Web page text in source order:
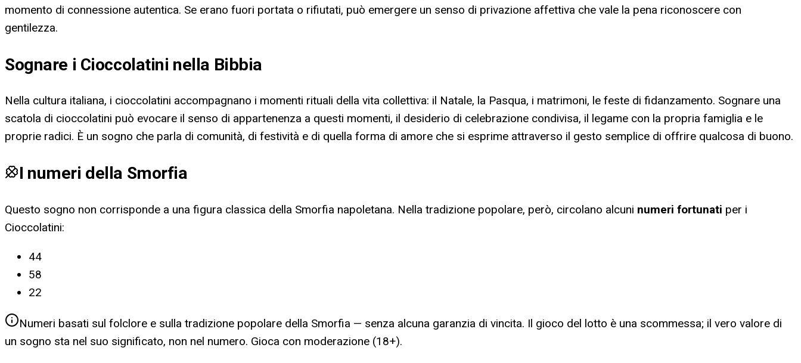
momento di connessione autentica. Se erano fuori portata o rifiutati, può emergere un senso di privazione affettiva che vale la pena riconoscere con
gentilezza.
Sognare i Cioccolatini nella Bibbia
Nella cultura italiana, i cioccolatini accompagnano i momenti rituali della vita collettiva: il Natale, la Pasqua, i matrimoni, le feste di fidanzamento. Sognare una
scatola di cioccolatini può evocare il senso di appartenenza a questi momenti, il desiderio di celebrazione condivisa, il legame con la propria famiglia e le
proprie radici. È un sogno che parla di comunità, di festività e di quella forma di amore che si esprime attraverso il gesto semplice di offrire qualcosa di buono.
I numeri della Smorfia
Questo sogno non corrisponde a una figura classica della Smorfia napoletana. Nella tradizione popolare, però, circolano alcuni numeri fortunati per i
Cioccolatini:
44
58
22
Numeri basati sul folclore e sulla tradizione popolare della Smorfia — senza alcuna garanzia di vincita. Il gioco del lotto è una scommessa; il vero valore di
un sogno sta nel suo significato, non nel numero. Gioca con moderazione (18+).